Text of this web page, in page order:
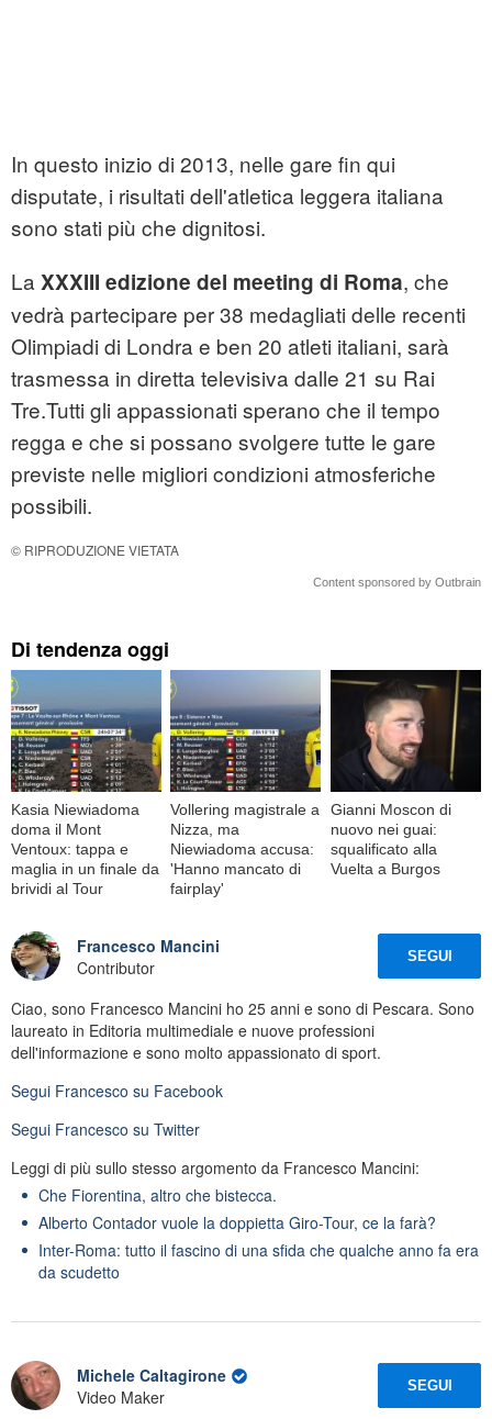
In questo inizio di 2013, nelle gare fin qui
disputate, i risultati dell'atletica leggera italiana
sono stati più che dignitosi.
La XXXIII edizione del meeting di Roma, che
vedrà partecipare per 38 medagliati delle recenti
Olimpiadi di Londra e ben 20 atleti italiani, sarà
trasmessa in diretta televisiva dalle 21 su Rai
Tre.Tutti gli appassionati sperano che il tempo
regga e che si possano svolgere tutte le gare
previste nelle migliori condizioni atmosferiche
possibili.
© RIPRODUZIONE VIETATA
Content sponsored by Outbrain
Di tendenza oggi
Kasia Niewiadoma
doma il Mont
Ventoux: tappa e
maglia in un finale da
brividi al Tour
Vollering magistrale a
Nizza, ma
Niewiadoma accusa:
'Hanno mancato di
fairplay'
Gianni Moscon di
nuovo nei guai:
squalificato alla
Vuelta a Burgos
Francesco Mancini
Contributor
SEGUI
Ciao, sono Francesco Mancini ho 25 anni e sono di Pescara. Sono
laureato in Editoria multimediale e nuove professioni
dell'informazione e sono molto appassionato di sport.
Segui Francesco su Facebook
Segui Francesco su Twitter
Leggi di più sullo stesso argomento da Francesco Mancini:
Che Fiorentina, altro che bistecca.
Alberto Contador vuole la doppietta Giro-Tour, ce la farà?
Inter-Roma: tutto il fascino di una sfida che qualche anno fa era
da scudetto
Michele Caltagirone
Video Maker
SEGUI